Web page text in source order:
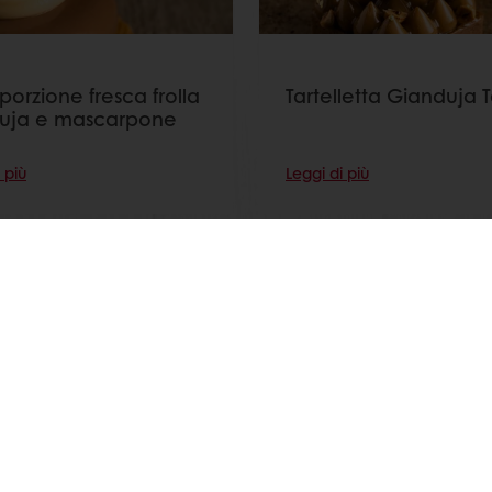
fresca frolla
e mascarpone
più
Tartelletta Gianduja
Leggi di più